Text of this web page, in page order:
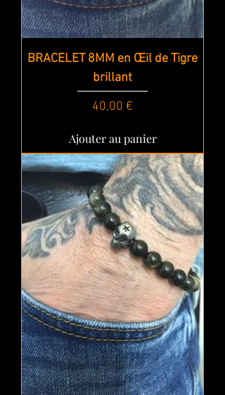
BRACELET 8MM en Œil de Tigre
brillant
Prix
40,00 €
Ajouter au panier